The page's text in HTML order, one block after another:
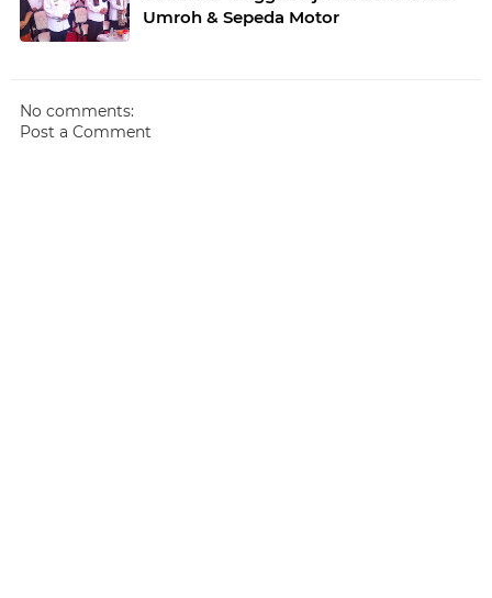
Umroh & Sepeda Motor
No comments:
Post a Comment